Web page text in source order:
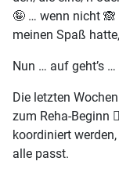
🤪 … wenn nicht 🙈
meinen Spaß
Nun … auf geht’s …
Die letzten
zum Reha-Beginn
koordiniert
alle passt.